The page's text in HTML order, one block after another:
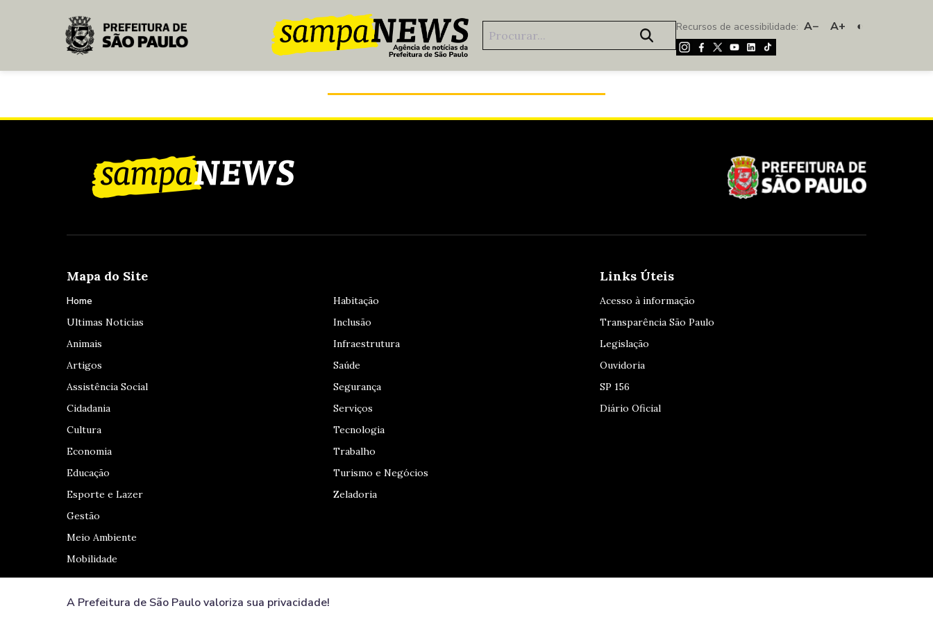
Pular para o Conteúdo principal
Recursos de acessibilidade: A− A+ ◐
Prefeitura trabalha o ano todo para prevenir
enchentes
Mapa do Site
Home
Ultimas Noticias
Animais
Artigos
Assistência Social
Cidadania
Cultura
Economia
Educação
Esporte e Lazer
Gestão
Meio Ambiente
Mobilidade
Habitação
Inclusão
Infraestrutura
Saúde
Segurança
Serviços
Tecnologia
Trabalho
Turismo e Negócios
Zeladoria
Links Úteis
Acesso à informação
Transparência São Paulo
Legislação
Ouvidoria
SP 156
Diário Oficial
Redes Sociais
A Prefeitura de São Paulo valoriza sua privacidade!